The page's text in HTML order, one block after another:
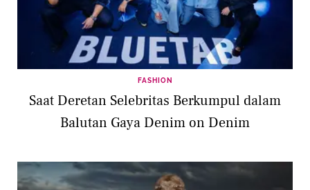
FASHION
Saat Deretan Selebritas Berkumpul dalam
Balutan Gaya Denim on Denim